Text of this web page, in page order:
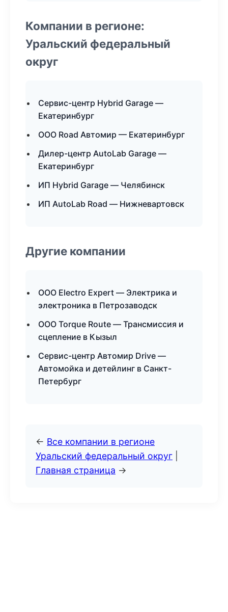
Компании в регионе:
Уральский федеральный
округ
Сервис-центр Hybrid Garage —
Екатеринбург
ООО Road Автомир — Екатеринбург
Дилер-центр AutoLab Garage —
Екатеринбург
ИП Hybrid Garage — Челябинск
ИП AutoLab Road — Нижневартовск
Другие компании
ООО Electro Expert — Электрика и
электроника в Петрозаводск
ООО Torque Route — Трансмиссия и
сцепление в Кызыл
Сервис-центр Автомир Drive —
Автомойка и детейлинг в Санкт-
Петербург
← Все компании в регионе
Уральский федеральный округ
Главная страница →